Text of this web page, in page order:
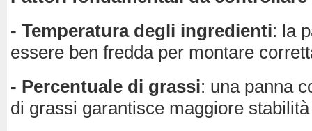
- Temperatura degli ingredienti: la
essere ben fredda per montare
- Percentuale di grassi: una panna
di grassi garantisce maggiore stabilità